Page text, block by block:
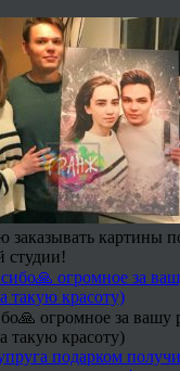
заказывать картины
студии!
огромное за вашу
такую красоту)